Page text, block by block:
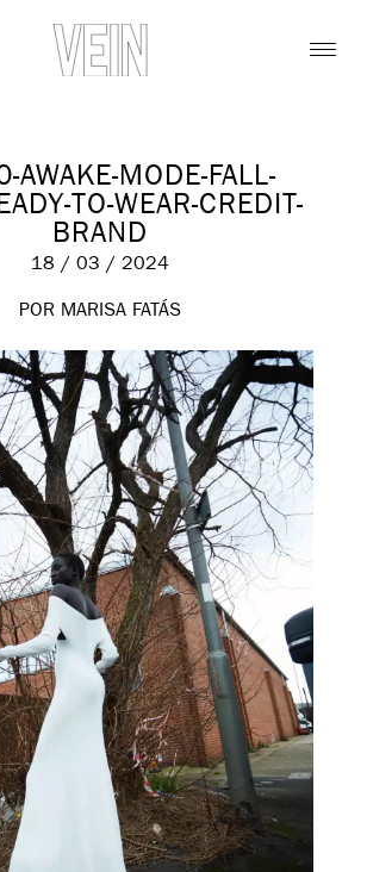
AWAKE-MODE-FALL-
TO-WEAR-CREDIT-
BRAND
18 / 03 / 2024
POR MARISA FATÁS